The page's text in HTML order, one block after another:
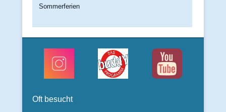
Sommerferien
Oft besucht